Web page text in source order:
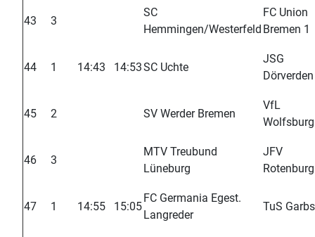
43 3
SC
Hemmingen/Westerfeld
FC Union
Bremen 1
44 1 14:43 14:53SC Uchte
JSG
Dörverden
45 2 SV Werder Bremen
VfL
Wolfsburg
46 3
MTV Treubund
Lüneburg
JFV
Rotenburg
47 1 14:55 15:05
FC Germania Egest.
Langreder
TuS